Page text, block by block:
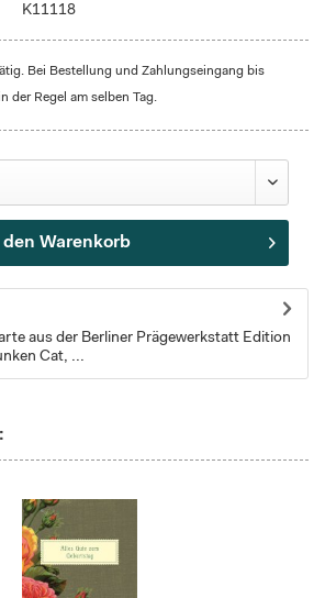
K11118
Bei Bestellung und Zahlungseingang bis
der Regel am selben Tag.
den Warenkorb
aus der Berliner Prägewerkstatt Edition
Cat, ...